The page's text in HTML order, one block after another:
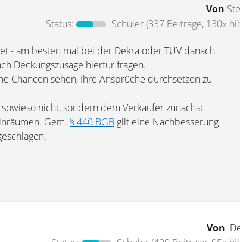
Von
Status:
Schüler(337 Beiträge, 130x
- am besten mal bei der Dekra oder TÜV danach
Deckungszusage hierfür fragen.
Chancen sehen, Ihre Ansprüche durchsetzen zu
nicht, sondern dem Verkäufer zunächst
Gem. § 440 BGB gilt eine Nachbesserung
Von